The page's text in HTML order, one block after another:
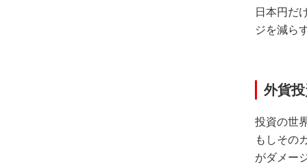
日本円だ
ジを減ら
外貨
投資の世
もしその
がダメー